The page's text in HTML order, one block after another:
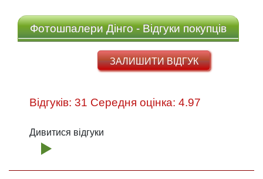
Фотошпалери Дінго - Відгуки покупців
ЗАЛИШИТИ ВІДГУК
Відгуків: 31 Середня оцінка: 4.97
Дивитися відгуки